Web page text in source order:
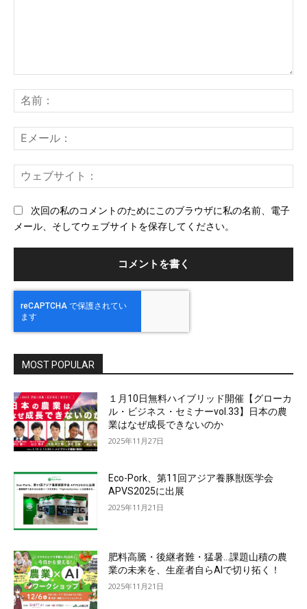
ン
ト：
前
メ
ー
ェ
次回の私のコメントのためにこのブラウザに私の名前、電子
メール、そしてウェブサイトを保存してください。
MOST POPULAR
１月10日無料ハイブリッド開催【グローカ
ル・ビジネス・セミナーvol.33】日本の農
業はなぜ成長できないのか
2025年11月27日
Eco-Pork、第11回アジア養豚獣医学会
APVS2025に出展
2025年11月21日
肥料高騰・後継者難・猛暑…課題山積の農
業の未来を、生産者自らAIで切り拓く！
2025年11月21日